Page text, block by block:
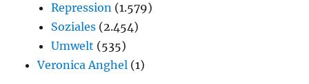
Repression (1.579)
Soziales (2.454)
Umwelt (535)
Veronica Anghel (1)